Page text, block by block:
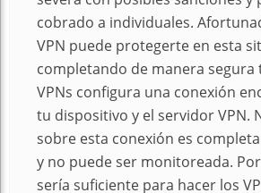
cobrado a individuales.
VPN puede protegerte en esta
completando de manera segura
VPNs configura una conexión
tu dispositivo y el servidor VPN.
sobre esta conexión es
y no puede ser monitoreada.
sería suficiente para hacer los